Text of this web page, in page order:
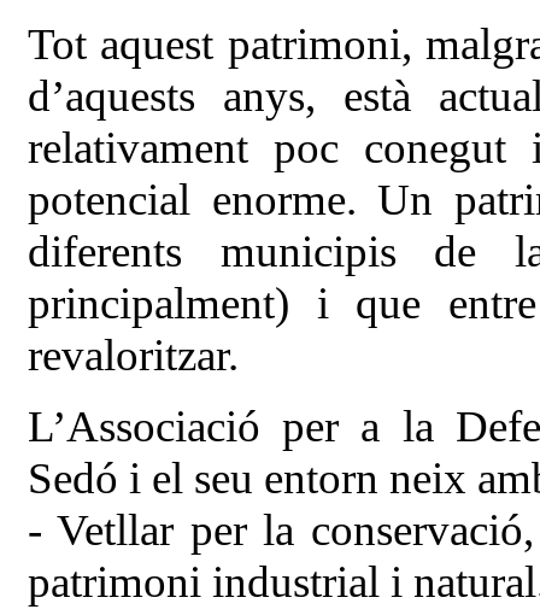
Tot aquest patrimoni,
d’aquests anys, està
relativament poc
potencial enorme. Un
diferents municipis de
principalment) i que
revaloritzar.
L’Associació per a la
Sedó i el seu entorn neix
- Vetllar per la
patrimoni industrial i